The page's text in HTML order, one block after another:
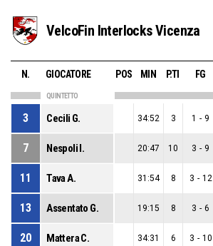
VelcoFin Interlocks Vicenza
N. GIOCATORE POS MIN P.TI FG
QUINTETTO
3 Cecili G. 34:52 3 1 - 9
7 Nespoli I. 20:47 10 3 - 9
11 Tava A. 31:54 8 3 - 12
13 Assentato G. 19:15 8 3 - 6
20 Mattera C. 34:31 6 3 - 10